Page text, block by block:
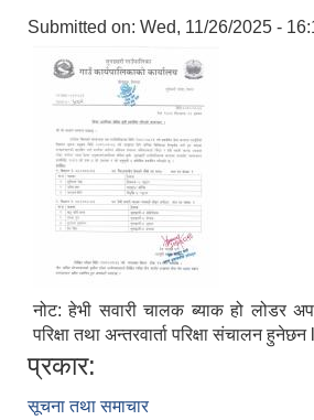
Submitted on: Wed, 11/26/2025 -
नोट: हेभी सवारी चालक ब्याक हो लोडर
परिक्षा तथा अन्तरवार्ता परिक्षा संचालन हुनेछन l
प्रकार:
सूचना तथा समाचार